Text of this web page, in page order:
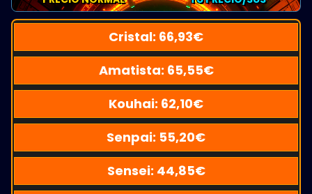
Cristal: 66,93€
Amatista: 65,55€
Kouhai: 62,10€
Senpai: 55,20€
Sensei: 44,85€